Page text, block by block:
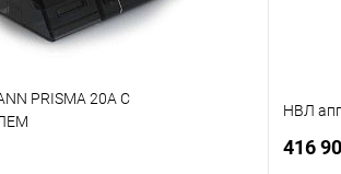
PRISMA 20A C
НВЛ
416